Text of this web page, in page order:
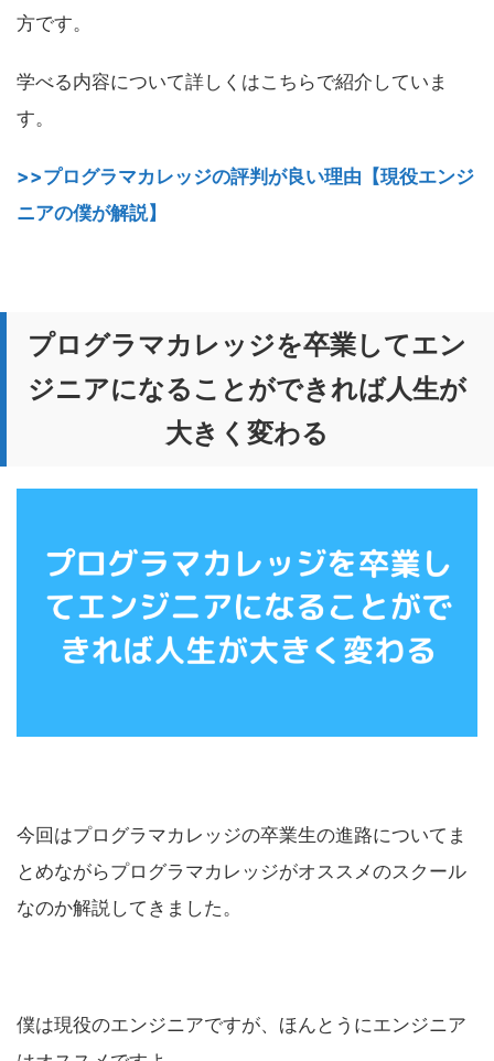
方です。
学べる内容について詳しくはこちらで紹介していま
す。
>>プログラマカレッジの評判が良い理由【現役エンジ
ニアの僕が解説】
プログラマカレッジを卒業してエン
ジニアになることができれば人生が
大きく変わる
今回はプログラマカレッジの卒業生の進路についてま
とめながらプログラマカレッジがオススメのスクール
なのか解説してきました。
僕は現役のエンジニアですが、ほんとうにエンジニア